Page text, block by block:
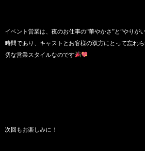
イベント営業は、夜のお仕事の“華やかさ”と“やりが
時間であり、キャストとお客様の双方にとって忘れ
切な営業スタイルなのです
次回もお楽しみに！